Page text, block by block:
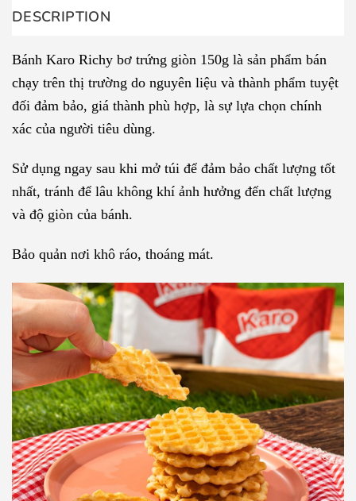
DESCRIPTION
Bánh Karo Richy bơ trứng giòn 150g là sản phẩm bán
chạy trên thị trường do nguyên liệu và thành phẩm tuyệt
đối đảm bảo, giá thành phù hợp, là sự lựa chọn chính
xác của người tiêu dùng.
Sử dụng ngay sau khi mở túi để đảm bảo chất lượng tốt
nhất, tránh để lâu không khí ảnh hưởng đến chất lượng
và độ giòn của bánh.
Bảo quản nơi khô ráo, thoáng mát.